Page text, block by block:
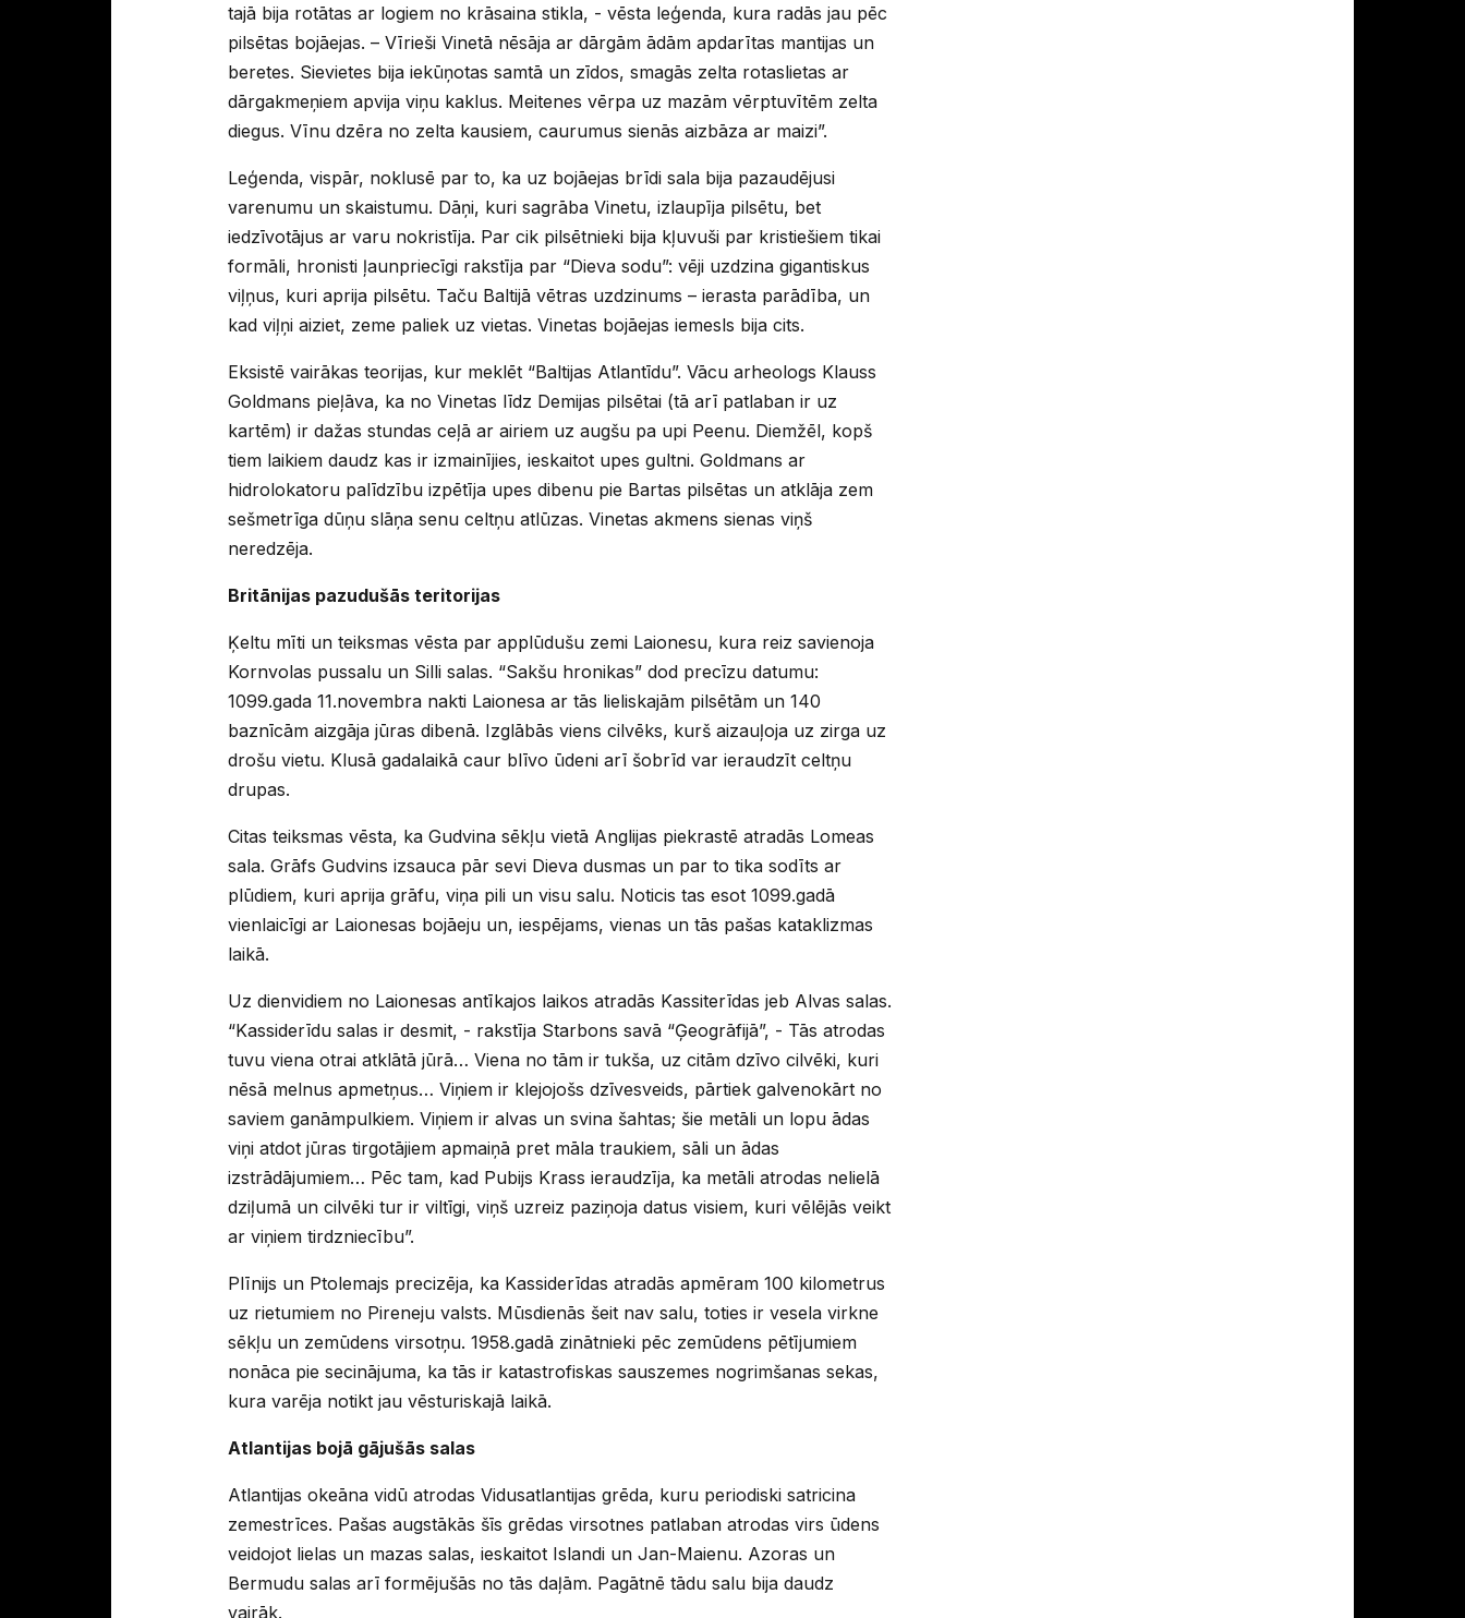
tajā bija rotātas ar logiem no krāsaina stikla, - vēsta leģenda, kura radās jau pēc
pilsētas bojāejas. – Vīrieši Vinetā nēsāja ar dārgām ādām apdarītas mantijas un
beretes. Sievietes bija iekūņotas samtā un zīdos, smagās zelta rotaslietas ar
dārgakmeņiem apvija viņu kaklus. Meitenes vērpa uz mazām vērptuvītēm zelta
diegus. Vīnu dzēra no zelta kausiem, caurumus sienās aizbāza ar maizi”.
Leģenda, vispār, noklusē par to, ka uz bojāejas brīdi sala bija pazaudējusi
varenumu un skaistumu. Dāņi, kuri sagrāba Vinetu, izlaupīja pilsētu, bet
iedzīvotājus ar varu nokristīja. Par cik pilsētnieki bija kļuvuši par kristiešiem tikai
formāli, hronisti ļaunpriecīgi rakstīja par “Dieva sodu”: vēji uzdzina gigantiskus
viļņus, kuri aprija pilsētu. Taču Baltijā vētras uzdzinums – ierasta parādība, un
kad viļņi aiziet, zeme paliek uz vietas. Vinetas bojāejas iemesls bija cits.
Eksistē vairākas teorijas, kur meklēt “Baltijas Atlantīdu”. Vācu arheologs Klauss
Goldmans pieļāva, ka no Vinetas līdz Demijas pilsētai (tā arī patlaban ir uz
kartēm) ir dažas stundas ceļā ar airiem uz augšu pa upi Peenu. Diemžēl, kopš
tiem laikiem daudz kas ir izmainījies, ieskaitot upes gultni. Goldmans ar
hidrolokatoru palīdzību izpētīja upes dibenu pie Bartas pilsētas un atklāja zem
sešmetrīga dūņu slāņa senu celtņu atlūzas. Vinetas akmens sienas viņš
neredzēja.
Britānijas pazudušās teritorijas
Ķeltu mīti un teiksmas vēsta par applūdušu zemi Laionesu, kura reiz savienoja
Kornvolas pussalu un Silli salas. “Sakšu hronikas” dod precīzu datumu:
1099.gada 11.novembra nakti Laionesa ar tās lieliskajām pilsētām un 140
baznīcām aizgāja jūras dibenā. Izglābās viens cilvēks, kurš aizauļoja uz zirga uz
drošu vietu. Klusā gadalaikā caur blīvo ūdeni arī šobrīd var ieraudzīt celtņu
drupas.
Citas teiksmas vēsta, ka Gudvina sēkļu vietā Anglijas piekrastē atradās Lomeas
sala. Grāfs Gudvins izsauca pār sevi Dieva dusmas un par to tika sodīts ar
plūdiem, kuri aprija grāfu, viņa pili un visu salu. Noticis tas esot 1099.gadā
vienlaicīgi ar Laionesas bojāeju un, iespējams, vienas un tās pašas kataklizmas
laikā.
Uz dienvidiem no Laionesas antīkajos laikos atradās Kassiterīdas jeb Alvas salas.
“Kassiderīdu salas ir desmit, - rakstīja Starbons savā “Ģeogrāfijā”, - Tās atrodas
tuvu viena otrai atklātā jūrā… Viena no tām ir tukša, uz citām dzīvo cilvēki, kuri
nēsā melnus apmetņus… Viņiem ir klejojošs dzīvesveids, pārtiek galvenokārt no
saviem ganāmpulkiem. Viņiem ir alvas un svina šahtas; šie metāli un lopu ādas
viņi atdot jūras tirgotājiem apmaiņā pret māla traukiem, sāli un ādas
izstrādājumiem… Pēc tam, kad Pubijs Krass ieraudzīja, ka metāli atrodas nelielā
dziļumā un cilvēki tur ir viltīgi, viņš uzreiz paziņoja datus visiem, kuri vēlējās veikt
ar viņiem tirdzniecību”.
Plīnijs un Ptolemajs precizēja, ka Kassiderīdas atradās apmēram 100 kilometrus
uz rietumiem no Pireneju valsts. Mūsdienās šeit nav salu, toties ir vesela virkne
sēkļu un zemūdens virsotņu. 1958.gadā zinātnieki pēc zemūdens pētījumiem
nonāca pie secinājuma, ka tās ir katastrofiskas sauszemes nogrimšanas sekas,
kura varēja notikt jau vēsturiskajā laikā.
Atlantijas bojā gājušās salas
Atlantijas okeāna vidū atrodas Vidusatlantijas grēda, kuru periodiski satricina
zemestrīces. Pašas augstākās šīs grēdas virsotnes patlaban atrodas virs ūdens
veidojot lielas un mazas salas, ieskaitot Islandi un Jan-Maienu. Azoras un
Bermudu salas arī formējušās no tās daļām. Pagātnē tādu salu bija daudz
vairāk.